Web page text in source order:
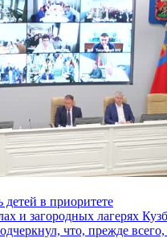
детей в приоритете
и загородных лагерях
что, прежде